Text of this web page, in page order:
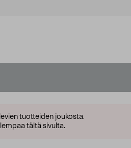
tuotteiden joukosta.
tältä sivulta.